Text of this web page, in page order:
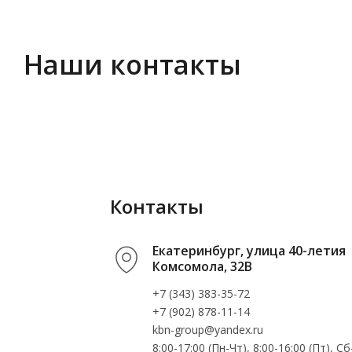
Наши контакты
Контакты
Екатеринбург, улица 40-летия
Комсомола, 32В
+7 (343) 383-35-72
+7 (902) 878-11-14
kbn-group@yandex.ru
8:00-17:00 (Пн-Чт), 8:00-16:00 (Пт),